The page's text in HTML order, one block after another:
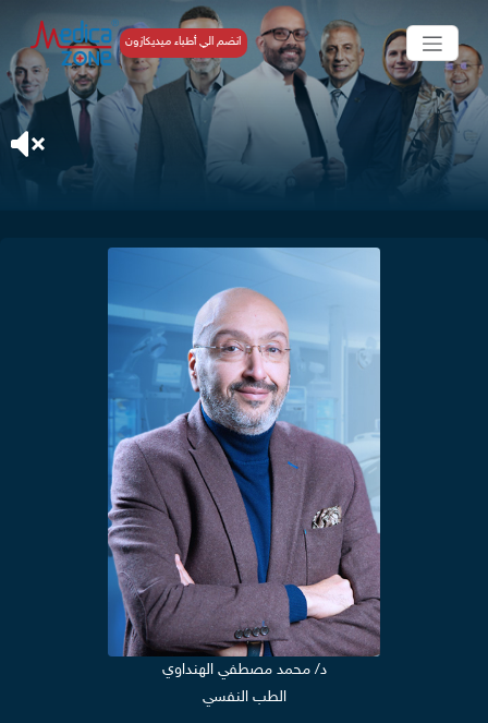
انضم الي أطباء ميديكازون
د/ محمد مصطفي الهنداوي
الطب النفسي